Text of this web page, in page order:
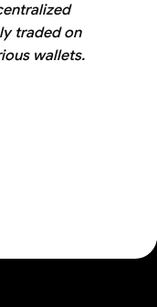
traded on
wallets.